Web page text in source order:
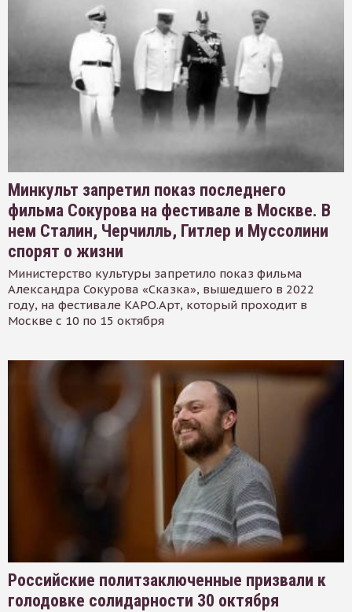
Минкульт запретил показ последнего
фильма Сокурова на фестивале в Москве. В
нем Сталин, Черчилль, Гитлер и Муссолини
спорят о жизни
Министерство культуры запретило показ фильма
Александра Сокурова «Сказка», вышедшего в 2022
году, на фестивале КАРО.Арт, который проходит в
Москве с 10 по 15 октября
Российские политзаключенные призвали к
голодовке солидарности 30 октября